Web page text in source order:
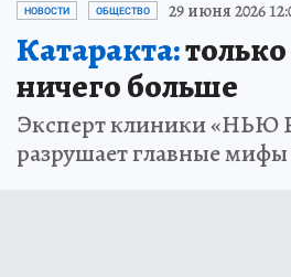
НОВОСТИ ОБЩЕСТВО 29 июня 2026
Катаракта:
ничего больше
Эксперт клиники
разрушает главные мифы